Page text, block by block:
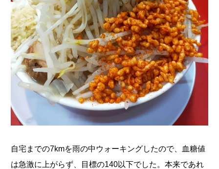
自宅までの7kmを雨の中ウォーキングしたので、血糖値
は急激に上がらず、目標の140以下でした。本来であれ